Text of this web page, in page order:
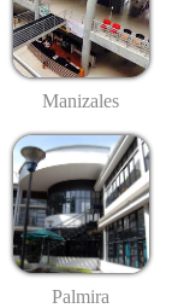
Manizales
Palmira